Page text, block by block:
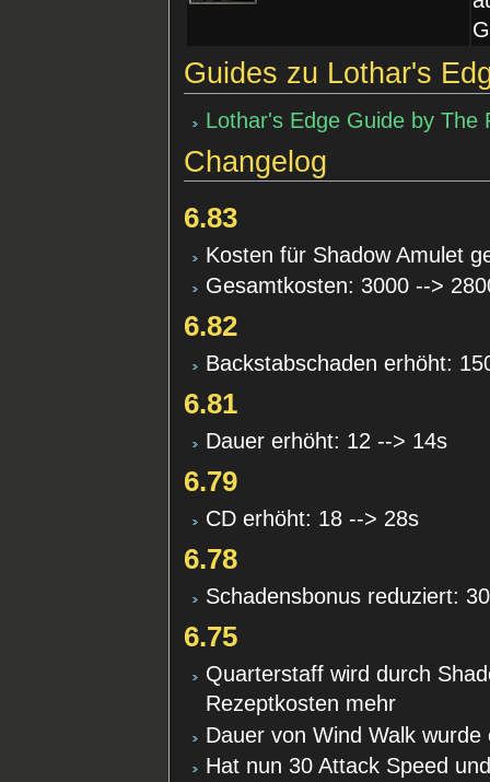
Guides zu Lothar's
Lothar's Edge Guide by The
Changelog
6.83
Kosten für Shadow Amulet
Gesamtkosten: 3000 -->
6.82
Backstabschaden erhöht:
6.81
Dauer erhöht: 12 --> 14s
6.79
CD erhöht: 18 --> 28s
6.78
Schadensbonus reduziert:
6.75
Quarterstaff wird durch
Rezeptkosten mehr
Dauer von Wind Walk
Hat nun 30 Attack Speed